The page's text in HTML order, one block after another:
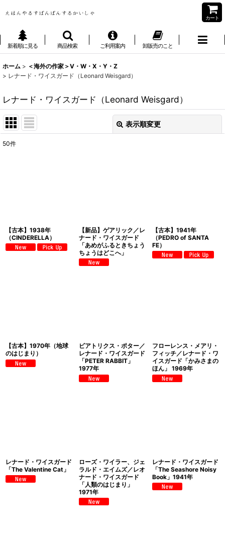
カート
新着順に見る 商品検索 ご利用案内 卸販売のこと
ホーム > ＜海外の作家＞V・W・X・Y・Z
> レナード・ワイスガード（Leonard Weisgard）
レナード・ワイスガード（Leonard Weisgard）
表示順変更
50件
【古本】1938年
（CINDERELLA）
【新品】ゲアリック／レ
ナード・ワイスガード
「あめがふるときちょう
ちょうはどこへ」
【古本】1941年
（PEDRO of SANTA
FE）
【古本】1970年（地球
のはじまり）
ビアトリクス・ポター／
レナード・ワイスガード
「PETER RABBIT」
1977年
フローレンス・メアリ・
フィッチ／レナード・ワ
イスガード「かみさまの
ほん」 1969年
レナード・ワイスガード
「The Valentine Cat」
ローズ・ワイラー、ジェ
ラルド・エイムズ／レオ
ナード・ワイスガード
「人類のはじまり」
1971年
レナード・ワイスガード
「The Seashore Noisy
Book」1941年